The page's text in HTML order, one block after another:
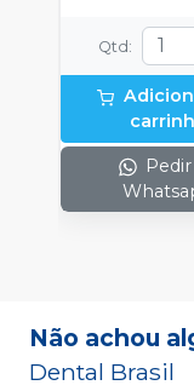
Qtd :
Não achou
Dental Brasil